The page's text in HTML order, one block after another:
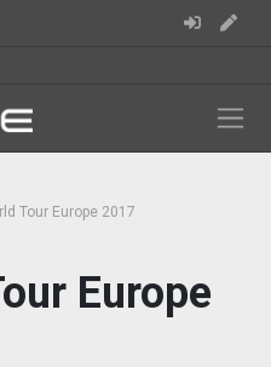
Tour Europe 2017
Europe